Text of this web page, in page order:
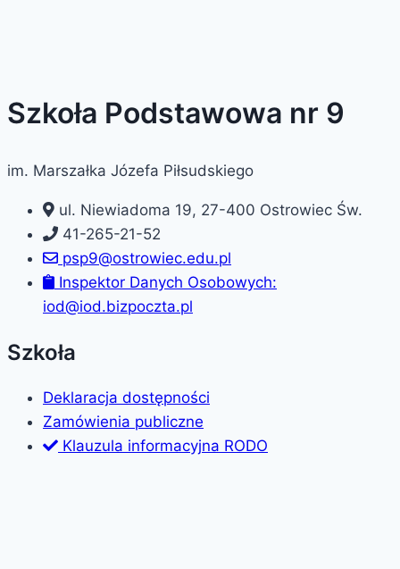
Szkoła Podstawowa nr 9
im. Marszałka Józefa Piłsudskiego
ul. Niewiadoma 19, 27-400 Ostrowiec Św.
41-265-21-52
psp9@ostrowiec.edu.pl
Inspektor Danych Osobowych:
iod@iod.bizpoczta.pl
Szkoła
Deklaracja dostępności
Zamówienia publiczne
Klauzula informacyjna RODO